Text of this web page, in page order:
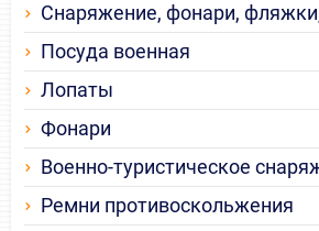
Снаряжение, фонари,
Посуда военная
Лопаты
Фонари
Военно-туристическое
Ремни противоскольжения